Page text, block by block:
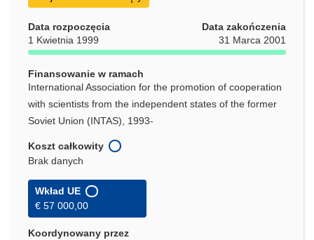
Data rozpoczęcia
1 Kwietnia 1999
Data zakończenia
31 Marca 2001
Finansowanie w ramach
International Association for the promotion of cooperation
with scientists from the independent states of the former
Soviet Union (INTAS), 1993-
Koszt całkowity
Brak danych
Wkład UE
€ 57 000,00
Koordynowany przez